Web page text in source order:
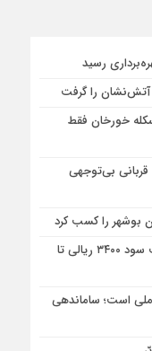
رسید
را گرفت
خورخان فقط
قربانی بی‌توجهی
بوشهر را کسب کرد
نوری روی ریل سودآوری پایدار؛ از تصویب سود ۳۴۰۰ ریالی تا
است؛ ساماندهی